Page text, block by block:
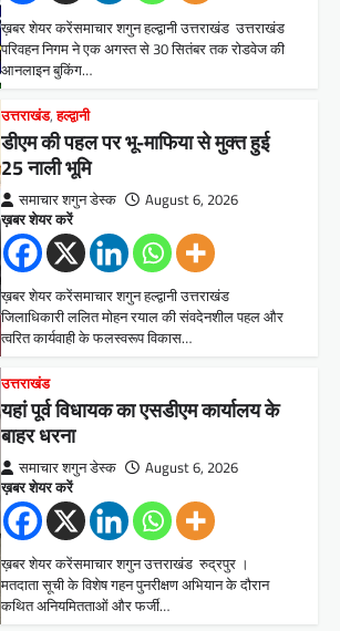
ख़बर शेयर करेंसमाचार शगुन हल्द्वानी उत्तराखंड उत्तराखंड
परिवहन निगम ने एक अगस्त से 30 सितंबर तक रोडवेज की
आनलाइन बुकिंग…
उत्तराखंड,हल्द्वानी
डीएम की पहल पर भू-माफिया से मुक्त हुई
25 नाली भूमि
समाचार शगुन डेस्क August 6, 2026
ख़बर शेयर करें
ख़बर शेयर करेंसमाचार शगुन हल्द्वानी उत्तराखंड
जिलाधिकारी ललित मोहन रयाल की संवदेनशील पहल और
त्वरित कार्यवाही के फलस्वरूप विकास…
उत्तराखंड
यहां पूर्व विधायक का एसडीएम कार्यालय के
बाहर धरना
समाचार शगुन डेस्क August 6, 2026
ख़बर शेयर करें
ख़बर शेयर करेंसमाचार शगुन उत्तराखंड रुद्रपुर ।
मतदाता सूची के विशेष गहन पुनरीक्षण अभियान के दौरान
कथित अनियमितताओं और फर्जी…